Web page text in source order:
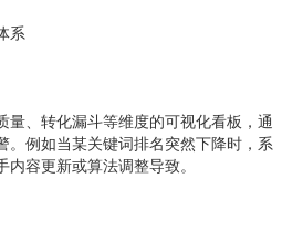
系
量、转化漏斗等维度的可视化看板，通
。例如当某关键词排名突然下降时，系
容更新或算法调整导致。